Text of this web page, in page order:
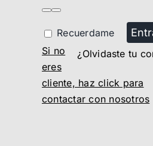
Recuerdame
¿Olvidaste tu
Si no
eres
cliente, haz click para
contactar con nosotros